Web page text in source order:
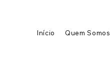
Início Quem Somos